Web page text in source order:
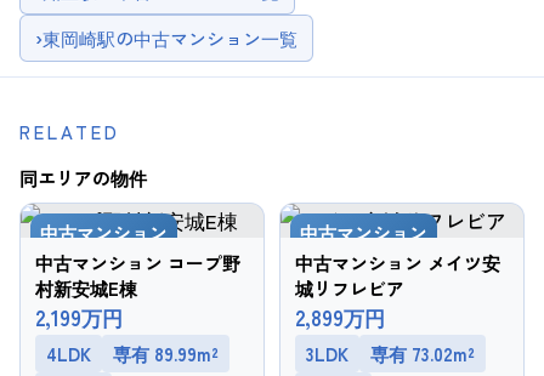
›東岡崎駅の中古マンション一覧
RELATED
同エリアの物件
中古マンション
中古マンション コープ野
村新安城E棟
2,199万円
4LDK
専有 89.99m²
中古マンション
中古マンション メイツ安
城リフレビア
2,899万円
3LDK
専有 73.02m²